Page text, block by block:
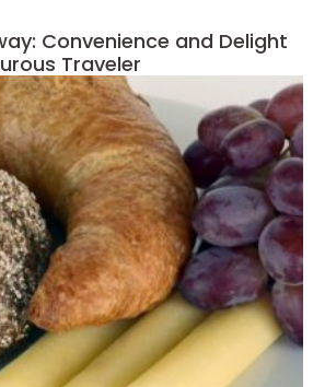
Convenience and Delight
Traveler